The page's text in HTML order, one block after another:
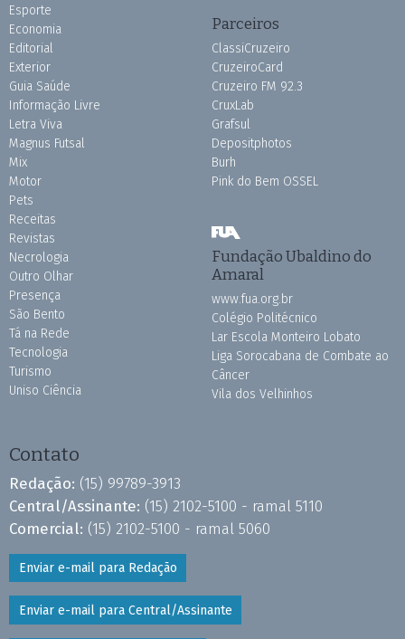
Esporte
Economia
Editorial
Exterior
Guia Saúde
Informação Livre
Letra Viva
Magnus Futsal
Mix
Motor
Pets
Receitas
Revistas
Necrologia
Outro Olhar
Presença
São Bento
Tá na Rede
Tecnologia
Turismo
Uniso Ciência
Parceiros
ClassiCruzeiro
CruzeiroCard
Cruzeiro FM 92.3
CruxLab
Grafsul
Depositphotos
Burh
Pink do Bem OSSEL
Fundação Ubaldino do
Amaral
www.fua.org.br
Colégio Politécnico
Lar Escola Monteiro Lobato
Liga Sorocabana de Combate ao
Câncer
Vila dos Velhinhos
Contato
Redação: (15) 99789-3913
Central/Assinante: (15) 2102-5100 - ramal 5110
Comercial: (15) 2102-5100 - ramal 5060
Enviar e-mail para Redação
Enviar e-mail para Central/Assinante